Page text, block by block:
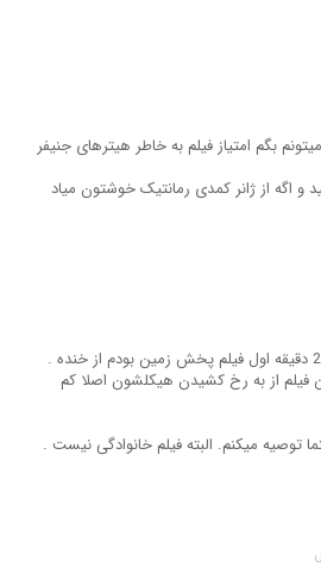
که 48 سالمه میتونم بگم امتیاز فیلم به خاطر هیترهای جنیفر
و اگه از ژانر کمدی رمانتیک خوشتون میاد
فیلم از به رخ کشیدن هیکلشون اصلا کم
میکنم. البته فیلم خانوادگی نیست .